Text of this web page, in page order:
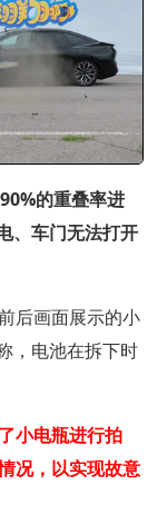
的重叠率进
、车门无法打开
后画面展示的小
，电池在拆下时
小电瓶进行拍
况，以实现故意